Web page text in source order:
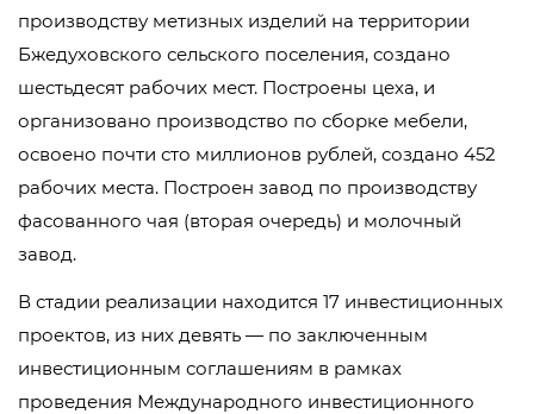
производству метизных изделий на территории
Бжедуховского сельского поселения, создано
шестьдесят рабочих мест. Построены цеха, и
организовано производство по сборке мебели,
освоено почти сто миллионов рублей, создано 452
рабочих места. Построен завод по производству
фасованного чая (вторая очередь) и молочный
завод.
В стадии реализации находится 17 инвестиционных
проектов, из них девять — по заключенным
инвестиционным соглашениям в рамках
проведения Международного инвестиционного